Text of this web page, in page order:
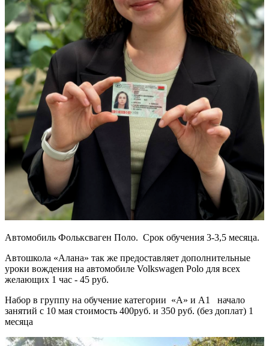
Автомобиль Фольксваген Поло. Cрок обучения 3-3,5 месяца.
Автошкола «Алана» так же предоставляет дополнительные
уроки вождения на автомобиле Volkswagen Polo для всех
желающих 1 час - 45 руб.
Набор в группу на обучение категории «А» и А1 начало
занятий с 10 мая стоимость 400руб. и 350 руб. (без доплат) 1
месяца